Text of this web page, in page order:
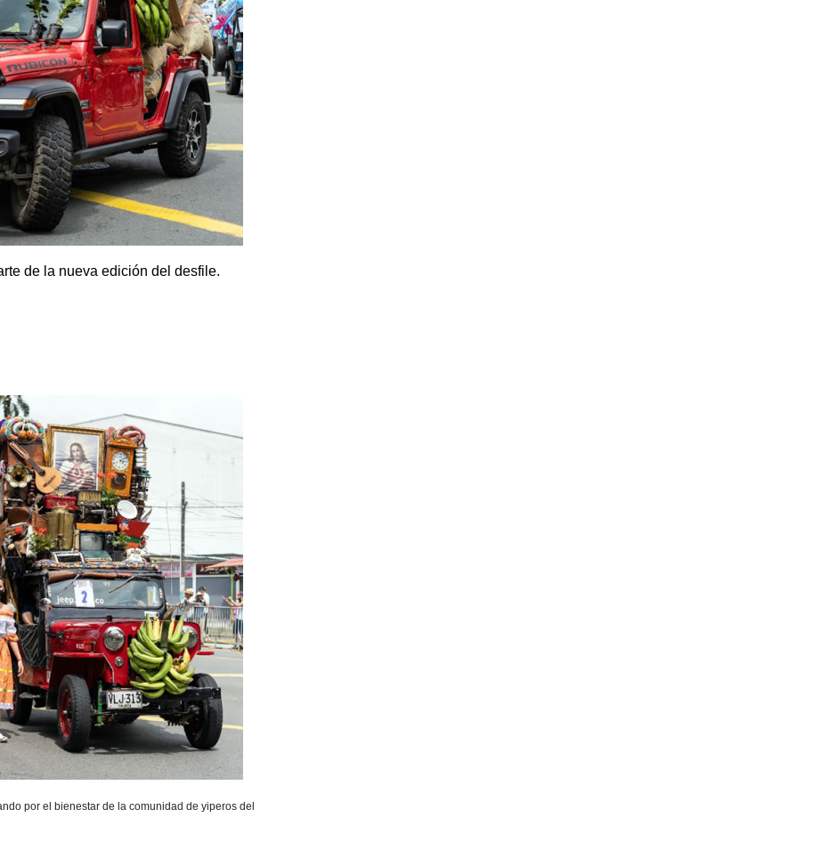
de la nueva edición del desfile.
por el bienestar de la comunidad de yiperos del